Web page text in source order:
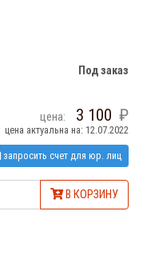
Под заказ
цена: 3 100
цена актуальна на: 12.07.2022
запросить счет для юр. лиц
В КОРЗИНУ